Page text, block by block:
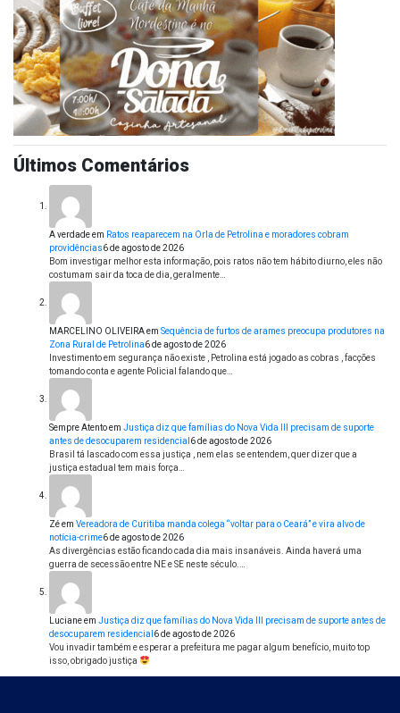
Últimos Comentários
A verdadeem Ratos reaparecem na Orla de Petrolina e moradores cobram
providências6 de agosto de 2026
Bom investigar melhor esta informação, pois ratos não tem hábito diurno, eles não
costumam sair da toca de dia, geralmente…
MARCELINO OLIVEIRAem Sequência de furtos de arames preocupa produtores na
Zona Rural de Petrolina6 de agosto de 2026
Investimento em segurança não existe , Petrolina está jogado as cobras , facções
tomando conta e agente Policial falando que…
Sempre Atentoem Justiça diz que famílias do Nova Vida III precisam de suporte
antes de desocuparem residencial 6 de agosto de 2026
Brasil tá lascado com essa justiça , nem elas se entendem, quer dizer que a
justiça estadual tem mais força…
Zéem Vereadora de Curitiba manda colega “voltar para o Ceará” e vira alvo de
notícia-crime6 de agosto de 2026
As divergências estão ficando cada dia mais insanáveis. Ainda haverá uma
guerra de secessão entre NE e SE neste século.…
Lucianeem Justiça diz que famílias do Nova Vida III precisam de suporte antes de
desocuparem residencial 6 de agosto de 2026
Vou invadir também e esperar a prefeitura me pagar algum benefício, muito top
isso, obrigado justiça